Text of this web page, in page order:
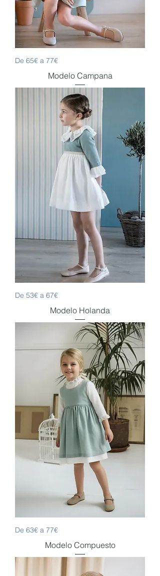
De 65€ a 77€
Modelo Campana
De 53€ a 67€
Modelo Holanda
De 63€ a 77€
Modelo Compuesto